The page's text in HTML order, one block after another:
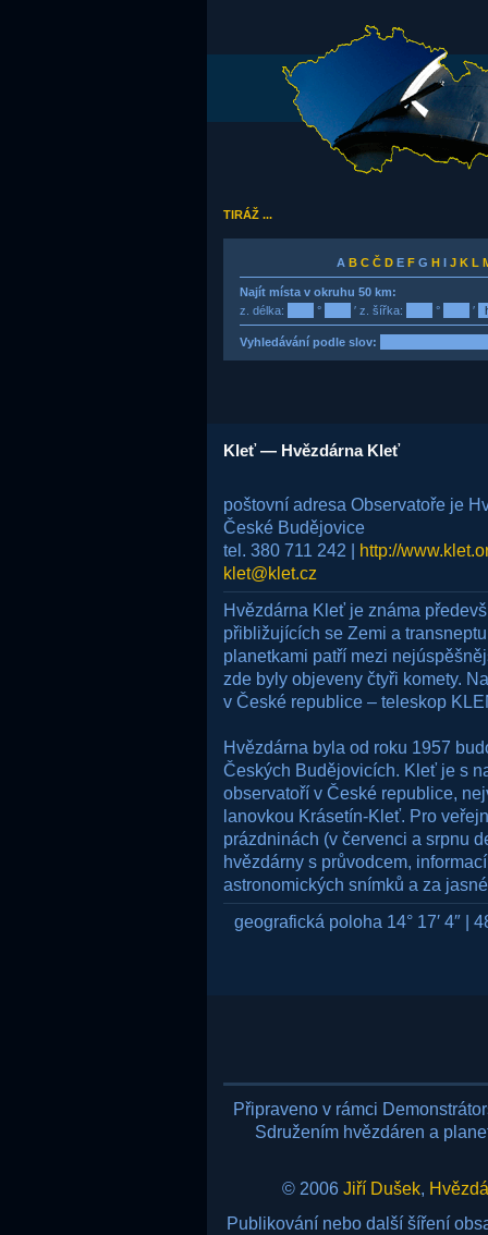
TIRÁŽ ...
A B C Č D E F G H I J K L
Najít místa v okruhu 50 km:
z. délka:
° ′ z. šířka: ° ′
Vyhledávání podle slov:
Kleť — Hvězdárna Kleť
poštovní adresa Observatoře je
České Budějovice
tel. 380 711 242 |
http://
klet@klet.cz
Hvězdárna Kleť je známa
přibližujících se Zemi a
planetkami patří mezi
zde byly objeveny čtyři komety.
v České republice – teleskop
Hvězdárna byla od roku 1957
Českých Budějovicích. Kleť je s
observatoří v České republice,
lanovkou Krásetín-Kleť. Pro
prázdninách (v červenci a srpnu
hvězdárny s průvodcem,
astronomických snímků a za
geografická poloha 14° 17′ 4″ |
Připraveno v rámci
Sdružením hvězdáren a
© 2006 Jiří Dušek,
Publikování nebo další šíření